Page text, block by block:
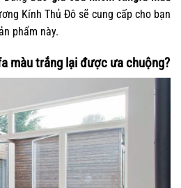
Kính Thủ Đô sẽ cung cấp cho bạn
phẩm này.
màu trắng lại được ưa chuộng?